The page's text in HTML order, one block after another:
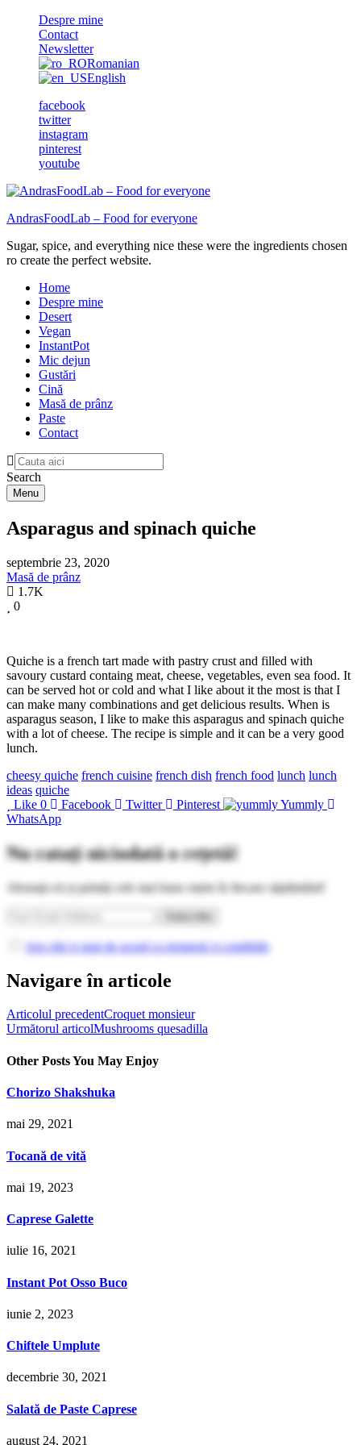
Despre mine
Contact
Newsletter
Romanian
English
facebook
twitter
instagram
pinterest
youtube
AndrasFoodLab – Food for everyone
Sugar, spice, and everything nice these were the ingredients chosen
ro create the perfect website.
Home
Despre mine
Desert
Vegan
InstantPot
Mic dejun
Gustări
Cină
Masă de prânz
Paste
Contact
Search
Menu
Asparagus and spinach quiche
septembrie 23, 2020
Masă de prânz
1.7K
0
Quiche is a french tart made with pastry crust and filled with
savoury custard containg meat, cheese, vegetables, even sea food. It
can be served hot or cold and what I like about it the most is that I
can make many combinations and get delicious results. When is
asparagus season, I like to make this asparagus and spinach quiche
with a lot of cheese. The recipe is simple and it can be a very good
lunch.
cheesy quiche french cuisine french dish french food lunch lunch
ideas quiche
Like 0 Facebook Twitter Pinterest
Yummly
WhatsApp
Nu ratați niciodată o rețetă!
Abonați-vă și primiți cele mai bune rețete în fiecare săptămână!
Am citit și sunt de acord cu termenii și condițiile
Navigare în articole
Articolul precedentCroquet monsieur
Următorul articolMushrooms quesadilla
Other Posts You May Enjoy
Chorizo Shakshuka
mai 29, 2021
Tocană de vită
mai 19, 2023
Caprese Galette
iulie 16, 2021
Instant Pot Osso Buco
iunie 2, 2023
Chiftele Umplute
decembrie 30, 2021
Salată de Paste Caprese
august 24, 2021